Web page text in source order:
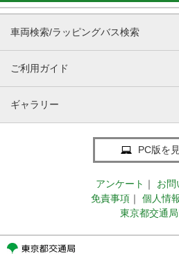
車両検索/ラッピングバス検索
ご利用ガイド
ギャラリー
PC版を
アンケート ｜
お問
免責事項 ｜
個人情
東京都交通